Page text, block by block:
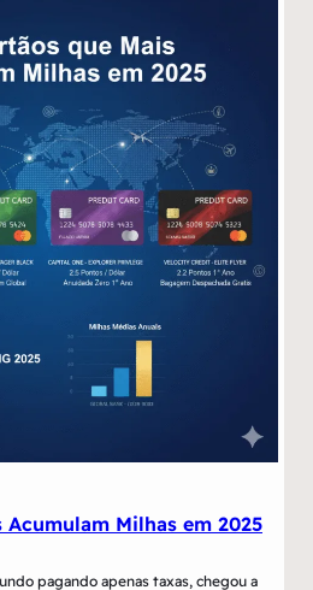
Acumulam Milhas em 2025
pagando apenas taxas, chegou a